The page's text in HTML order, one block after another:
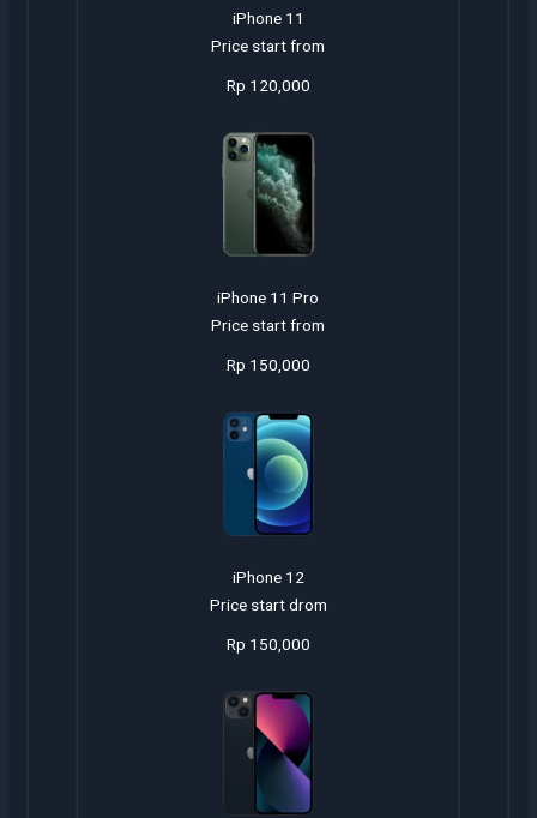
iPhone 11
Price start from
Rp 120,000
iPhone 11 Pro
Price start from
Rp 150,000
iPhone 12
Price start drom
Rp 150,000